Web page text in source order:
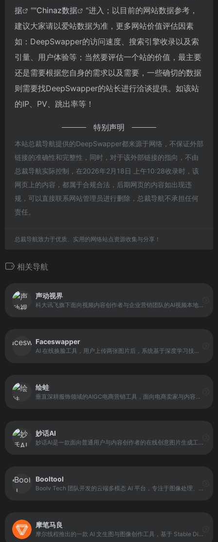
据
""Chinaz数据
"进入；以目前的网站数据参考，
建议大家请以爱站数据为准，更多网站价值评估因素
如：DeepSwapper的访问速度、搜索引擎收录以及索
引量、用户体验等；当然要评估一个站的价值，最主要
还是需要根据您自身的需求以及需要，一些确切的数据
则需要找DeepSwapper的站长进行洽谈提供。如该站
的IP、PV、跳出率等！
特别声明
本站总裁导航提供的DeepSwapper都来源于网络，不保证外部
链接的准确性和完整性，同时，对于该外部链接的指向，不由
总裁导航实际控制，在2026年2月18日 上午10:28收录时，该
网页上的内容，都属于合规合法，后期网页的内容如出现违
规，可以直接联系网站管理员进行删除，总裁导航不承担任何
责任。
总裁导航致力于优质、实用的网络站点资源收集与分享！
相关导航
声动视界
科大讯飞旗下面向视频内容创作者与企业营销团队的AI视频本地化工具，提供一站式视频本地化解决方案。支持水印/字幕擦除、多语种翻译、AI语音合成、口型同步、视频换脸及大模型驱动创作，高效批量完成视频真人级配音、翻译、文本配音，轻松打造多语言带货视频、产品解说与选品素材，短剧擦除与字幕翻译更专业，让跨境视频创作简单高效！
Faceswapper
AI 在线换脸工具，用户上传两张图片后，系统基于深度学习技术识别并提取人脸特征，将一张脸的五官与另一张脸进行精确对换。
绘蛙
垂直深耕服饰领域的AIGC电商营销工具，面向电商卖家与内容创作者，提供AI商品图生成、模特换脸、图生视频及种草文案创作等能力。
妙话AI
妙话AI是一款面向普通用户与内容创作者的在线创意图片生成工具。其核心能力在于通过自动识别、分割与材质融合技术，将用户照片与特定创意模板结合，生成具有反差感与传播属性的视觉作品。
Booltool
Boolv Tech 团队开发的云端多模态 AI 平台，专注于图像处理、视频编辑与文案生成的整合应用。平台通过人工智能技术，将视觉编辑与文本创作能力融合在同一工作环境中，帮助用户完成从素材优化到完整内容制作的流程。
摩笔马良
摩尔线程推出的一款 AI 文生图与图像创作工具，基于 Stable Diffusion 技术实现文本生成图像能力。平台支持中英双语提示词输入，并提供图像重绘、擦除、卡通头像生成与 3D 人脸重建等功能。